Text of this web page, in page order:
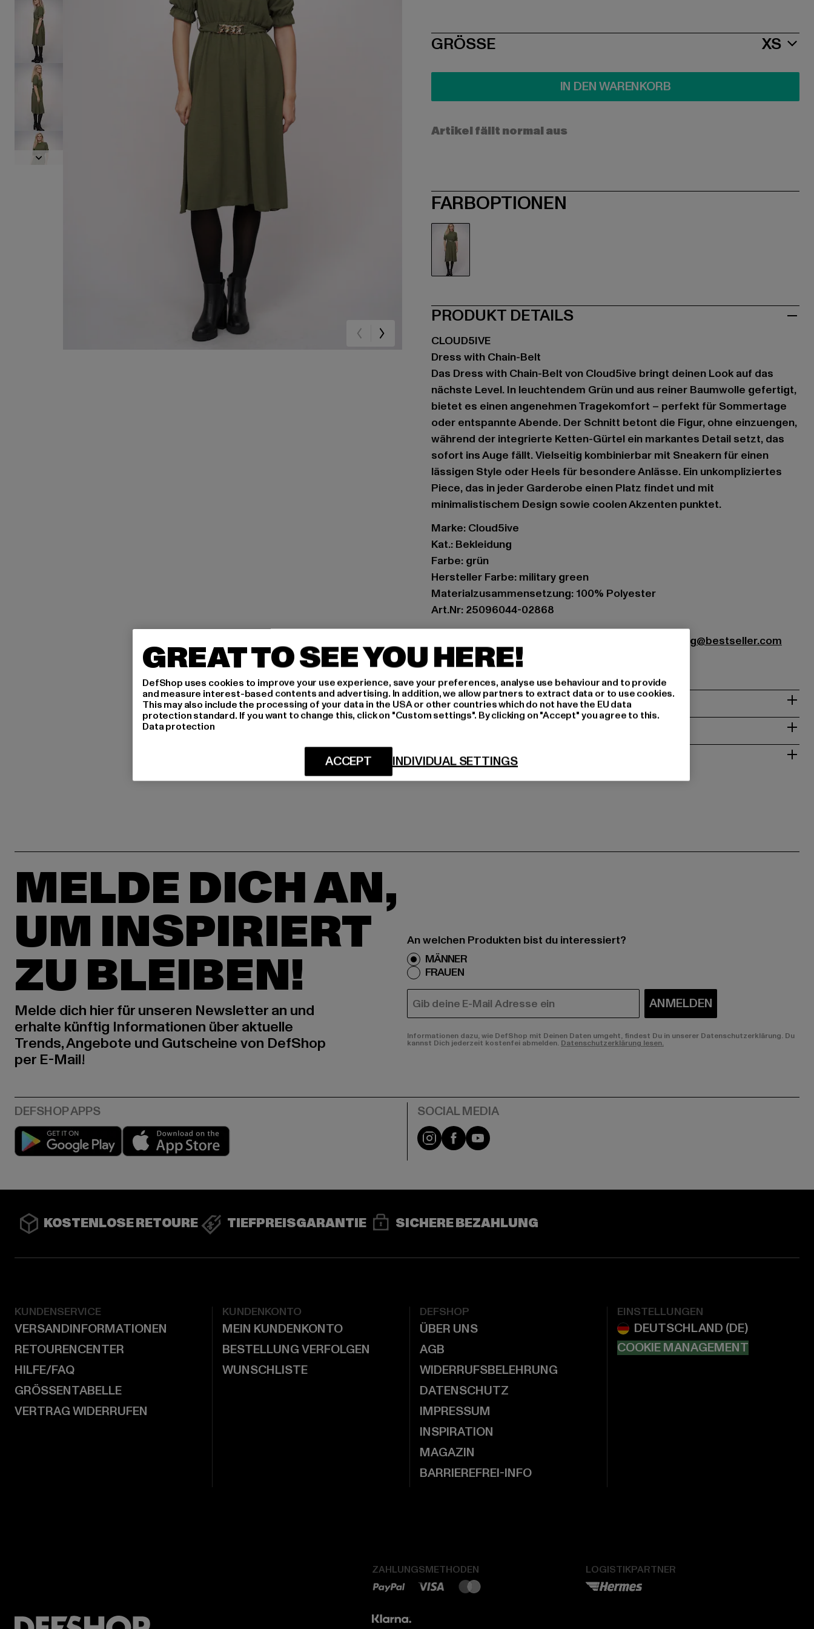
SIZE
GRÖSSE XS
IN DEN WARENKORB
Artikel fällt normal aus
FARBOPTIONEN
PRODUKT DETAILS
CLOUD5IVE
Dress with Chain-Belt
Das Dress with Chain-Belt von Cloud5ive bringt deinen Look auf das
nächste Level. In leuchtendem Grün und aus reiner Baumwolle gefertigt,
bietet es einen angenehmen Tragekomfort – perfekt für Sommertage
oder entspannte Abende. Der Schnitt betont die Figur, ohne einzuengen,
während der integrierte Ketten-Gürtel ein markantes Detail setzt, das
sofort ins Auge fällt. Vielseitig kombinierbar mit Sneakern für einen
lässigen Style oder Heels für besondere Anlässe. Ein unkompliziertes
Piece, das in jeder Garderobe einen Platz findet und mit
minimalistischem Design sowie coolen Akzenten punktet.
Marke: Cloud5ive
Kat.: Bekleidung
Farbe: grün
Hersteller Farbe: military green
Materialzusammensetzung: 100% Polyester
Art.Nr: 25096044-02868
hamburg@bestseller.com
Modering 1,Haus A | 22457 Hamburg | DE
GRÖSSE & PASSFORM
PFLEGEHINWEISE
LIEFERUNG & RÜCKGABE
MELDE DICH AN,
UM INSPIRIERT
ZU BLEIBEN!
Melde dich hier für unseren Newsletter an und
erhalte künftig Informationen über aktuelle
Trends, Angebote und Gutscheine von DefShop
per E-Mail!
An welchen Produkten bist du interessiert?
MÄNNER
FRAUEN
E-MAIL ANMELDEN
Informationen dazu, wie DefShop mit Deinen Daten umgeht, findest Du in unserer Datenschutzerklärung. Du
kannst Dich jederzeit kostenfei abmelden. Datenschutzerklärung lesen.
Play market Instagram
FacebookYouTube
KOSTENLOSE RETOURE TIEFPREISGARANTIE SICHERE BEZAHLUNG
KUNDENSERVICE
VERSANDINFORMATIONEN
RETOURENCENTER
HILFE/FAQ
GRÖSSENTABELLE
VERTRAG WIDERRUFEN
KUNDENKONTO
MEIN KUNDENKONTO
BESTELLUNG VERFOLGEN
WUNSCHLISTE
DEFSHOP
ÜBER UNS
AGB
WIDERRUFSBELEHRUNG
DATENSCHUTZ
IMPRESSUM
INSPIRATION
MAGAZIN
BARRIEREFREI-INFO
EINSTELLUNGEN
COOKIE MANAGEMENT
ZAHLUNGSMETHODEN LOGISTIKPARTNER
GREAT TO SEE YOU HERE!
DefShop uses cookies to improve your use experience, save your preferences, analyse use behaviour and to provide
and measure interest-based contents and advertising. In addition, we allow partners to extract data or to use cookies.
This may also include the processing of your data in the USA or other countries which do not have the EU data
protection standard. If you want to change this, click on "Custom settings". By clicking on "Accept" you agree to this.
Data protection
INDIVIDUAL SETTINGS
ACCEPT